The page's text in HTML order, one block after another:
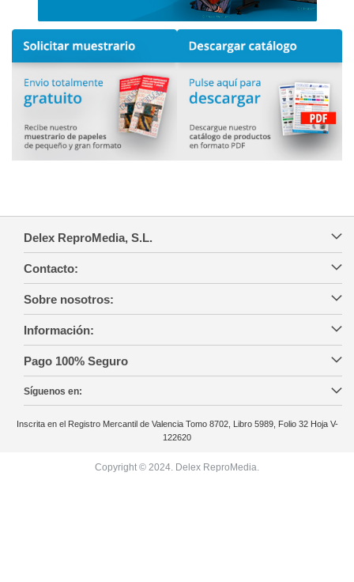
Delex ReproMedia, S.L.
Contacto:
Sobre nosotros:
Información:
Pago 100% Seguro
Síguenos en:
Inscrita en el Registro Mercantil de Valencia Tomo 8702, Libro 5989, Folio 32 Hoja V-
122620
Copyright © 2024. Delex ReproMedia.